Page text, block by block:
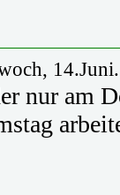
nur am